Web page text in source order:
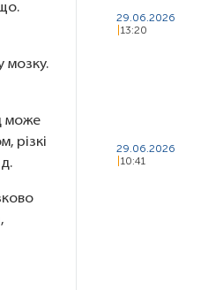
мозку.
може
різкі
29.06.2026
13:20
29.06.2026
10:41